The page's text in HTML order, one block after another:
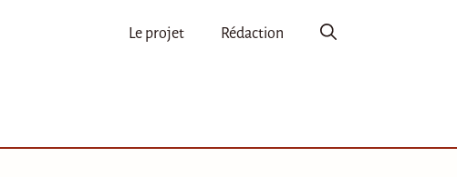
Le projet Rédaction